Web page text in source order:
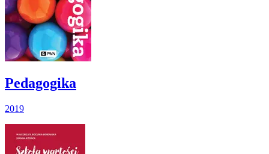
Pedagogika
2019